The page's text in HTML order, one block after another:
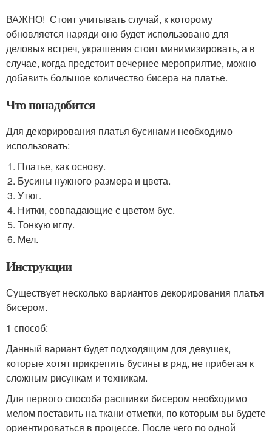
ВАЖНО! Стоит учитывать случай, к которому
обновляется наряди оно будет использовано для
деловых встреч, украшения стоит минимизировать, а в
случае, когда предстоит вечернее мероприятие, можно
добавить большое количество бисера на платье.
Что понадобится
Для декорирования платья бусинами необходимо
использовать:
Платье, как основу.
Бусины нужного размера и цвета.
Утюг.
Нитки, совпадающие с цветом бус.
Тонкую иглу.
Мел.
Инструкции
Существует несколько вариантов декорирования платья
бисером.
1 способ:
Данный вариант будет подходящим для девушек,
которые хотят прикрепить бусины в ряд, не прибегая к
сложным рисункам и техникам.
Для первого способа расшивки бисером необходимо
мелом поставить на ткани отметки, по которым вы будете
ориентироваться в процессе. После чего по одной